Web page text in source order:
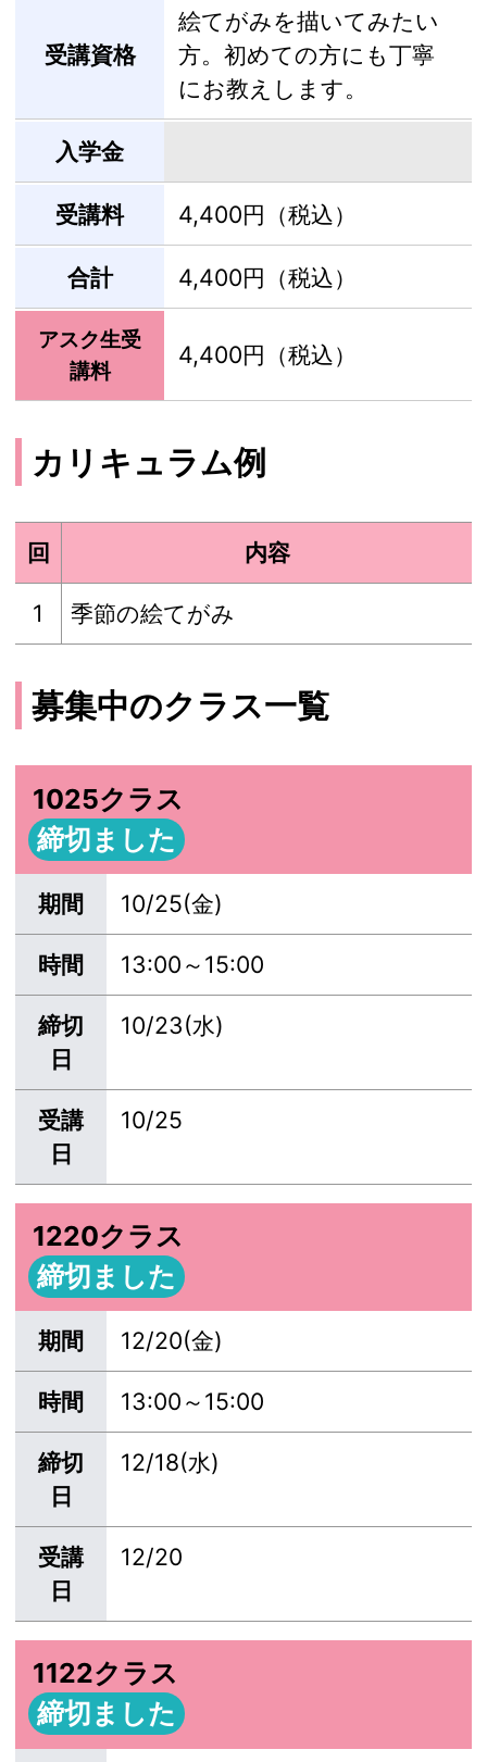
受講資格
絵てがみを描いてみたい
方。初めての方にも丁寧
にお教えします。
入学金
受講料 4,400円（税込）
合計 4,400円（税込）
アスク生受
講料
4,400円（税込）
カリキュラム例
回 内容
1 季節の絵てがみ
募集中のクラス一覧
1025クラス
締切ました
期間 10/25(金)
時間 13:00～15:00
締切
日
10/23(水)
受講
日
10/25
1220クラス
締切ました
期間 12/20(金)
時間 13:00～15:00
締切
日
12/18(水)
受講
日
12/20
1122クラス
締切ました